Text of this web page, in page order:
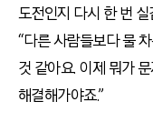
도전인지 다시 한 번
“다른 사람들보다 물
것 같아요. 이제 뭐가
해결해가야죠.”